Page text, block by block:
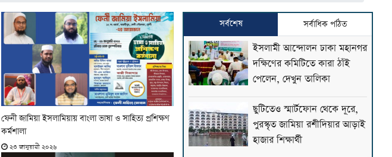
ফেনী জামিয়া ইসলামিয়ায় বাংলা ভাষা ও সাহিত্য প্রশিক্ষণ
কর্মশালা
২৩ জানুয়ারী ২০২৬
সর্বশেষ সর্বাধিক পঠিত
ইসলামী আন্দোলন ঢাকা মহানগর
দক্ষিণের কমিটিতে কারা ঠাঁই
পেলেন, দেখুন তালিকা
ছুটিতেও স্মার্টফোন থেকে দূরে,
পুরস্কৃত জামিয়া রশীদিয়ার আড়াই
হাজার শিক্ষার্থী